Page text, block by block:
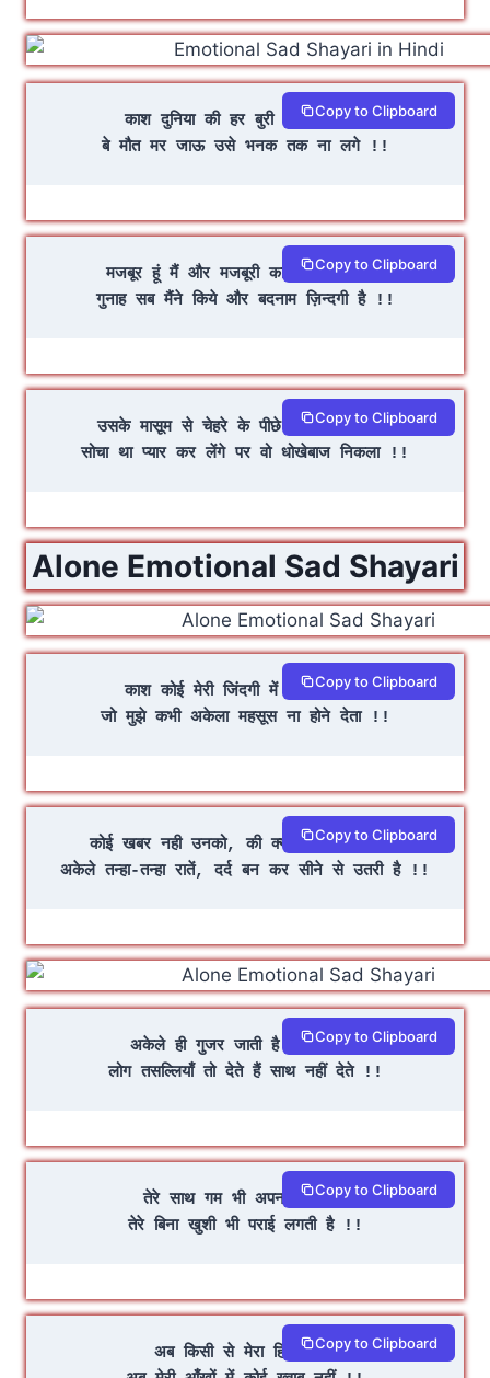
काश दुनिया की हर बुरी दुआ मुझे लगे
बे मौत मर जाऊ उसे भनक तक ना लगे !!
Copy to Clipboard
मजबूर हूं मैं और मजबूरी का नाम ज़िन्दगी है
गुनाह सब मैंने किये और बदनाम ज़िन्दगी है !!
Copy to Clipboard
उसके मासूम से चेहरे के पीछे एक राज निकला
सोचा था प्यार कर लेंगे पर वो धोखेबाज निकला !!
Copy to Clipboard
Alone Emotional Sad Shayari
काश कोई मेरी जिंदगी में भी ऐसा होता
जो मुझे कभी अकेला महसूस ना होने देता !!
Copy to Clipboard
कोई खबर नही उनको, की क्या हम पर गुज़री है
अकेले तन्हा-तन्हा रातें, दर्द बन कर सीने से उतरी है !!
Copy to Clipboard
अकेले ही गुजर जाती है तन्हा ज़िंदगी
लोग तसल्लियाँ तो देते हैं साथ नहीं देते !!
Copy to Clipboard
तेरे साथ गम भी अपना लगता है
तेरे बिना खुशी भी पराई लगती है !!
Copy to Clipboard
अब किसी से मेरा हिसाब नहीं
Copy to Clipboard